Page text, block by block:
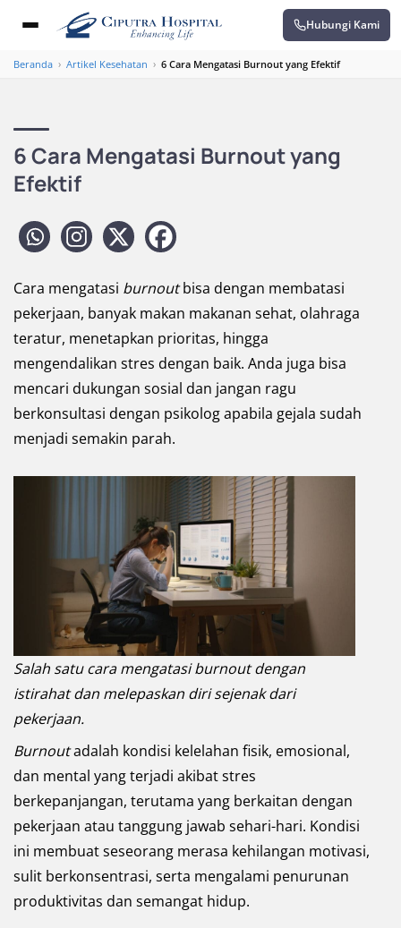
Hubungi Kami
Beranda › Artikel Kesehatan › 6 Cara Mengatasi Burnout yang Efektif
6 Cara Mengatasi Burnout yang
Efektif
Cara mengatasi burnoutbisa dengan membatasi
pekerjaan, banyak makan makanan sehat, olahraga
teratur, menetapkan prioritas, hingga
mengendalikan stres dengan baik. Anda juga bisa
mencari dukungan sosial dan jangan ragu
berkonsultasi dengan psikolog apabila gejala sudah
menjadi semakin parah.
Salah satu cara mengatasi burnout dengan
istirahat dan melepaskan diri sejenak dari
pekerjaan.
Burnoutadalah kondisi kelelahan fisik, emosional,
dan mental yang terjadi akibat stres
berkepanjangan, terutama yang berkaitan dengan
pekerjaan atau tanggung jawab sehari-hari. Kondisi
ini membuat seseorang merasa kehilangan motivasi,
sulit berkonsentrasi, serta mengalami penurunan
produktivitas dan semangat hidup.